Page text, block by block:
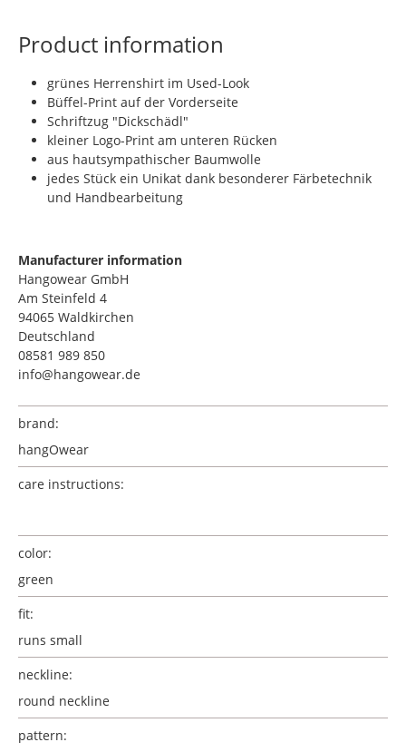
Product information
grünes Herrenshirt im Used-Look
Büffel-Print auf der Vorderseite
Schriftzug "Dickschädl"
kleiner Logo-Print am unteren Rücken
aus hautsympathischer Baumwolle
jedes Stück ein Unikat dank besonderer Färbetechnik
und Handbearbeitung
Manufacturer information
Hangowear GmbH
Am Steinfeld 4
94065 Waldkirchen
Deutschland
08581 989 850
info@hangowear.de
brand:
hangOwear
care instructions:
color:
green
fit:
runs small
neckline:
round neckline
pattern: